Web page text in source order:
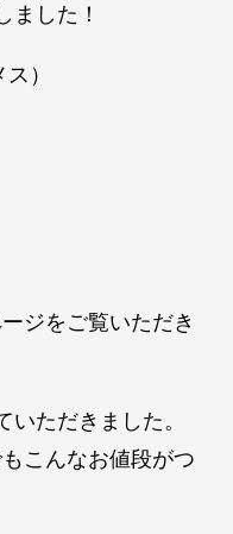
ました！
）
ジをご覧いただき
ただきました。
こんなお値段がつ